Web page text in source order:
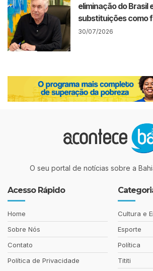
eliminação do Brasil
substituições como
30/07/2026
O seu portal de notícias sobre a
Acesso Rápido
Home
Sobre Nós
Contato
Política de Privacidade
Cultura e
Esporte
Política
Tititi